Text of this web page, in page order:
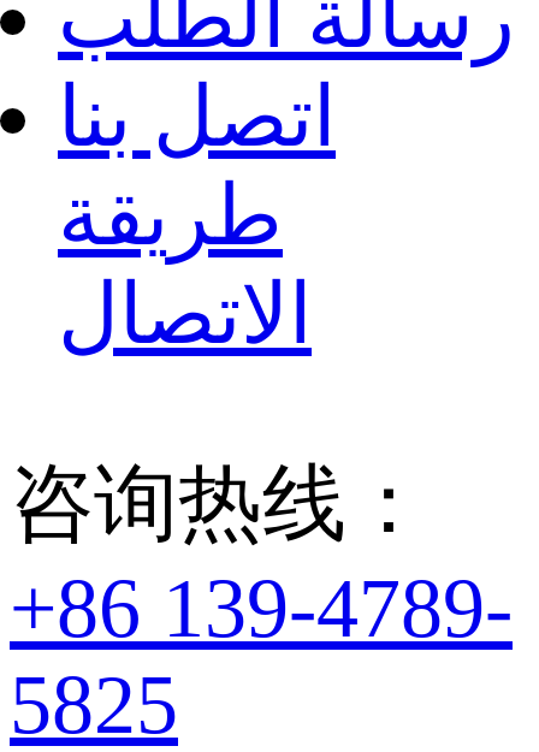
رسالة الطلب
اتصل بنا
طريقة
الاتصال
咨询热线：
+86 139-4789-
5825